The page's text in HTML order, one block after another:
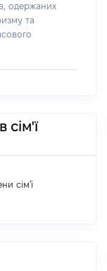
одержаних
та
сім'ї
сім'ї